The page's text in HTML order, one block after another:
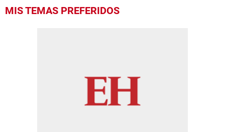
MIS TEMAS PREFERIDOS